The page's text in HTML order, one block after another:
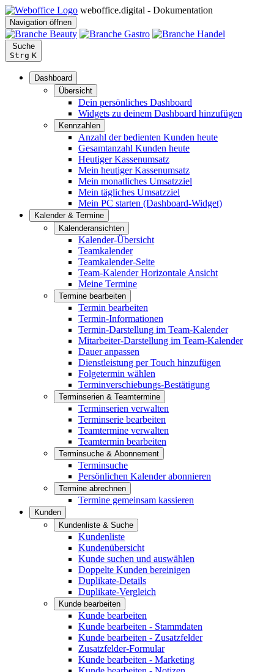
weboffice.digital - Dokumentation
Navigation öffnen
Suche
Strg K
Dashboard
Übersicht
Dein persönliches Dashboard
Widgets zu deinem Dashboard hinzufügen
Kennzahlen
Anzahl der bedienten Kunden heute
Gesamtanzahl Kunden heute
Heutiger Kassenumsatz
Mein heutiger Kassenumsatz
Mein monatliches Umsatzziel
Mein tägliches Umsatzziel
Mein PC starten (Dashboard-Widget)
Kalender & Termine
Kalenderansichten
Kalender-Übersicht
Teamkalender
Teamkalender-Seite
Team-Kalender Horizontale Ansicht
Meine Termine
Termine bearbeiten
Termin bearbeiten
Termin-Informationen
Termin-Darstellung im Team-Kalender
Mitarbeiter-Darstellung im Team-Kalender
Dauer anpassen
Dienstleistung per Touch hinzufügen
Folgetermin wählen
Terminverschiebungs-Bestätigung
Terminserien & Teamtermine
Terminserien verwalten
Terminserie bearbeiten
Teamtermine verwalten
Teamtermin bearbeiten
Terminsuche & Abonnement
Terminsuche
Persönlichen Kalender abonnieren
Termine abrechnen
Termine gemeinsam kassieren
Kunden
Kundenliste & Suche
Kundenliste
Kundenübersicht
Kunde suchen und auswählen
Doppelte Kunden bereinigen
Duplikate-Details
Duplikate-Vergleich
Kunde bearbeiten
Kunde bearbeiten
Kunde bearbeiten - Stammdaten
Kunde bearbeiten - Zusatzfelder
Zusatzfelder-Formular
Kunde bearbeiten - Marketing